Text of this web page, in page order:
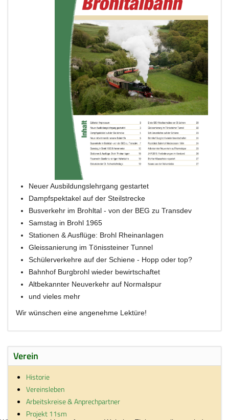
Neuer Ausbildungslehrgang gestartet
Dampfspektakel auf der Steilstrecke
Busverkehr im Brohltal - von der BEG zu Transdev
Samstag in Brohl 1965
Stationen & Ausflüge: Brohl Rheinanlagen
Gleissanierung im Tönissteiner Tunnel
Schülerverkehre auf der Schiene - Hopp oder top?
Bahnhof Burgbrohl wieder bewirtschaftet
Altbekannter Neuverkehr auf Normalspur
und vieles mehr
Wir wünschen eine angenehme Lektüre!
Verein
Historie
Vereinsleben
Arbeitskreise & Anprechpartner
Projekt 11sm